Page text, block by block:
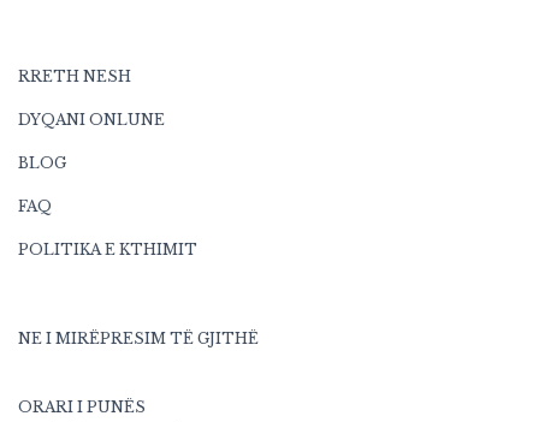
RRETH NESH
DYQANI ONLUNE
BLOG
FAQ
POLITIKA E KTHIMIT
NE I MIRËPRESIM TË GJITHË
ORARI I PUNËS